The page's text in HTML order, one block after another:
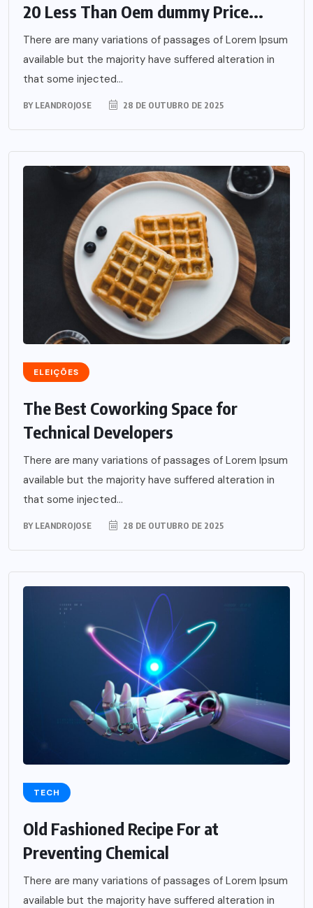
20 Less Than Oem dummy Price...
There are many variations of passages of Lorem Ipsum
available but the majority have suffered alteration in
that some injected...
BY LEANDROJOSE 28 DE OUTUBRO DE 2025
ELEIÇÕES
The Best Coworking Space for
Technical Developers
There are many variations of passages of Lorem Ipsum
available but the majority have suffered alteration in
that some injected...
BY LEANDROJOSE 28 DE OUTUBRO DE 2025
TECH
Old Fashioned Recipe For at
Preventing Chemical
There are many variations of passages of Lorem Ipsum
available but the majority have suffered alteration in